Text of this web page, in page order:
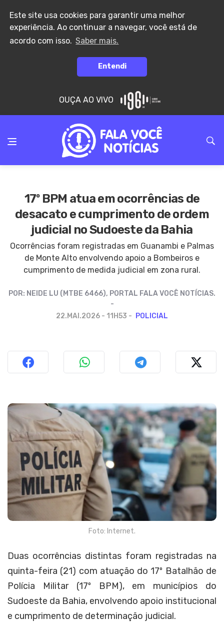
Este site usa cookies para garantir uma melhor
experiência. Ao continuar a navegar, você está de
acordo com isso. Saber mais.
Entendi
OUÇA AO VIVO
17º BPM atua em ocorrências de
desacato e cumprimento de ordem
judicial no Sudoeste da Bahia
Ocorrências foram registradas em Guanambi e Palmas
de Monte Alto envolvendo apoio a Bombeiros e
cumprimento de medida judicial em zona rural.
POR: NEIDE LU (MTBE 6466), PORTAL FALA VOCÊ NOTÍCIAS.
22.MAI.2026 - 11H53 POLICIAL
Foto: Internet.
Duas ocorrências distintas foram registradas na
quinta-feira (21) com atuação do 17º Batalhão de
Polícia Militar (17º BPM), em municípios do
Sudoeste da Bahia, envolvendo apoio institucional
e cumprimento de determinação judicial.